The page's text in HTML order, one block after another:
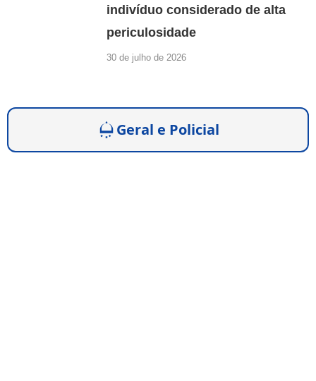
indivíduo considerado de alta
periculosidade
30 de julho de 2026
Geral e Policial